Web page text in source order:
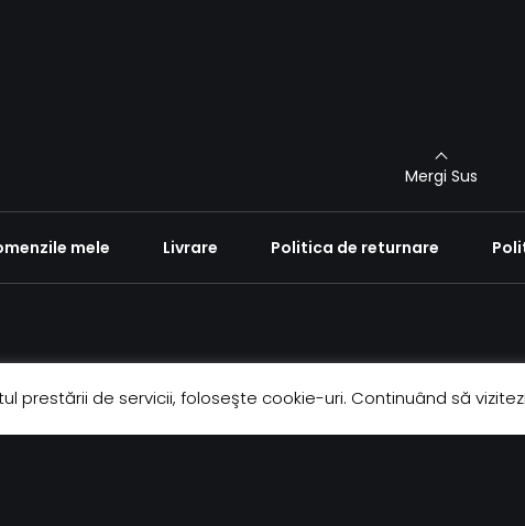
Mergi Sus
mele Livrare Politica de returnare
LOCAȚIE
prestării de servicii, foloseşte cookie-uri. Continuând să